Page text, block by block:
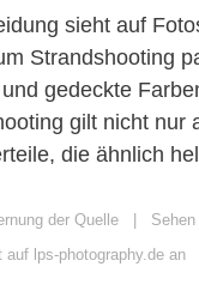
sieht auf
Strandshooting
gedeckte
gilt nicht nur
die ähnlich
der Quelle |
auf lps-photography.de an